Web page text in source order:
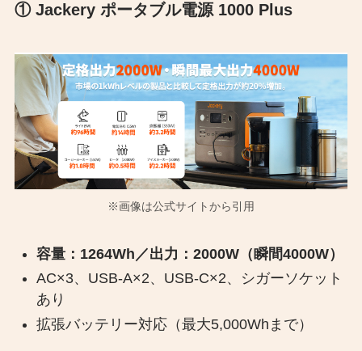
① Jackery ポータブル電源 1000 Plus
※画像は公式サイトから引用
容量：1264Wh／出力：2000W（瞬間4000W）
AC×3、USB-A×2、USB-C×2、シガーソケット
あり
拡張バッテリー対応（最大5,000Whまで）